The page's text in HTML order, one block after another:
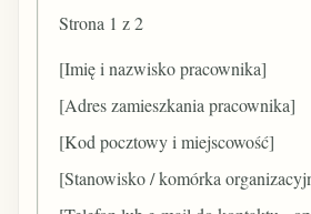
Strona 1 z 2
[Imię i nazwisko pracownika]
[Adres zamieszkania pracownika]
[Kod pocztowy i miejscowość]
[Stanowisko / komórka